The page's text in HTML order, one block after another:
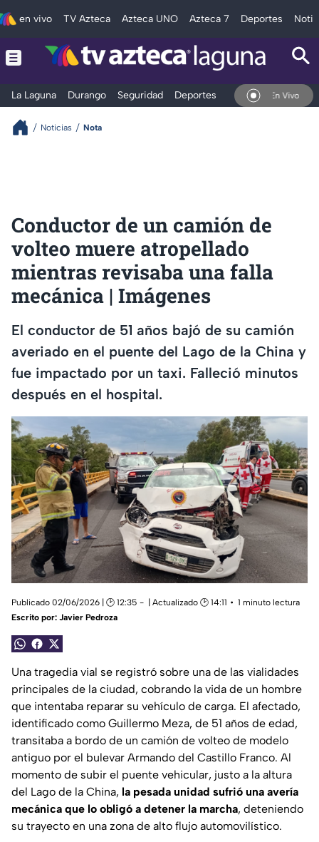
en vivo TV Azteca Azteca UNO Azteca 7 Deportes
La Laguna Durango Seguridad Deportes Entretenimiento
En Vivo
Noticias Nota
Conductor de un camión de
volteo muere atropellado
mientras revisaba una falla
mecánica | Imágenes
El conductor de 51 años bajó de su camión
averiado en el puente del Lago de la China y
fue impactado por un taxi. Falleció minutos
después en el hospital.
Publicado 02/06/2026 | 🕑 12:35 | Actualizado 🕑 14:11
1 minuto lectura
Escrito por: Javier Pedroza
Una tragedia vial se registró sobre una de las vialidades
principales de la ciudad, cobrando la vida de un hombre
que intentaba reparar su vehículo de carga. El afectado,
identificado como Guillermo Meza, de 51 años de edad,
transitaba a bordo de un camión de volteo de modelo
antiguo por el bulevar Armando del Castillo Franco. Al
momento de subir el puente vehicular, justo a la altura
del Lago de la China, la pesada unidad sufrió una avería
mecánica que lo obligó a detener la marcha, deteniendo
su trayecto en una zona de alto flujo automovilístico.